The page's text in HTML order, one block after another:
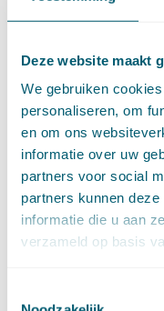
Deze website maakt
We gebruiken
personaliseren, om
en om ons
informatie over uw
partners voor social
partners kunnen
informatie die u aan
verzameld op basis
Nederlandse taal
categorie
bestuursafspraak
nauwkeurig te
combinatie met de
zeer gering aantal
besluit gebracht
wetsvoorstel op te